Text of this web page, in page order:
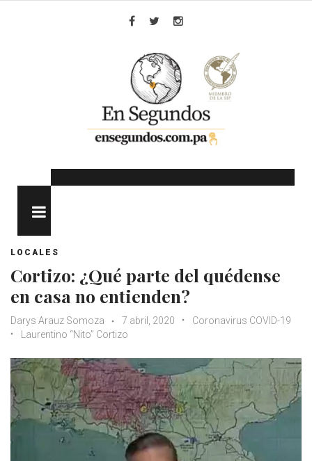
LOCALES
Cortizo: ¿Qué parte del quédense
en casa no entienden?
Darys Arauz Somoza 7 abril, 2020
Coronavirus COVID-19
Laurentino “Nito” Cortizo